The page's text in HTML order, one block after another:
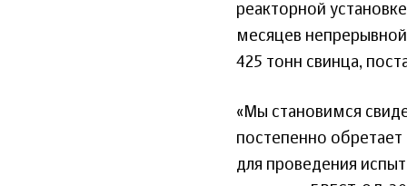
реакторной
месяцев
425 тонн свинца,
«Мы становимся
постепенно
для проведения